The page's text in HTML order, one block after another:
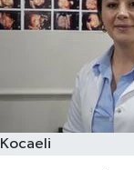
Kocaeli